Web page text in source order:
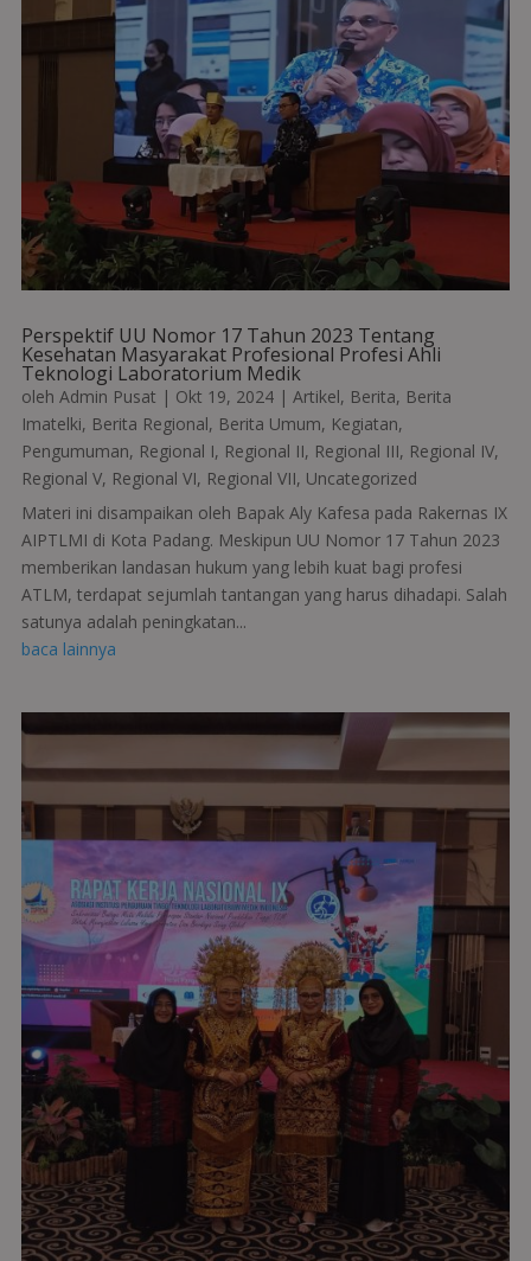
Perspektif UU Nomor 17 Tahun 2023 Tentang
Kesehatan Masyarakat Profesional Profesi Ahli
Teknologi Laboratorium Medik
oleh Admin Pusat | Okt 19, 2024| Artikel, Berita, Berita
Imatelki, Berita Regional, Berita Umum, Kegiatan,
Pengumuman, Regional I, Regional II, Regional III, Regional IV,
Regional V, Regional VI, Regional VII, Uncategorized
Materi ini disampaikan oleh Bapak Aly Kafesa pada Rakernas IX
AIPTLMI di Kota Padang. Meskipun UU Nomor 17 Tahun 2023
memberikan landasan hukum yang lebih kuat bagi profesi
ATLM, terdapat sejumlah tantangan yang harus dihadapi. Salah
satunya adalah peningkatan...
baca lainnya